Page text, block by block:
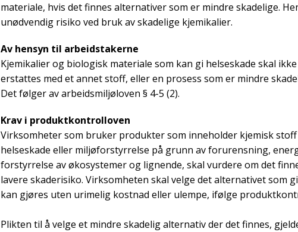
materiale, hvis det finnes alternativer som er mindre skadelige.
unødvendig risiko ved bruk av skadelige kjemikalier.
Av hensyn til arbeidstakerne
Kjemikalier og biologisk materiale som kan gi helseskade skal
erstattes med et annet stoff, eller en prosess som er mindre
Det følger av arbeidsmiljøloven § 4-5 (2).
Krav i produktkontrolloven
Virksomheter som bruker produkter som inneholder kjemisk
helseskade eller miljøforstyrrelse på grunn av forurensning,
forstyrrelse av økosystemer og lignende, skal vurdere om det
lavere skaderisiko. Virksomheten skal velge det alternativet som
kan gjøres uten urimelig kostnad eller ulempe, ifølge
Plikten til å velge et mindre skadelig alternativ der det finnes,